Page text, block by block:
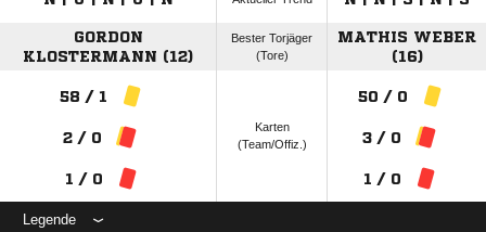
GORDON
KLOSTERMANN (12)
Bester Torjäger
(Tore)
MATHIS WEBER
(16)
58 / 1
2 / 0
1 / 0
Karten
(Team/Offiz.)
50 / 0
3 / 0
1 / 0
Legende